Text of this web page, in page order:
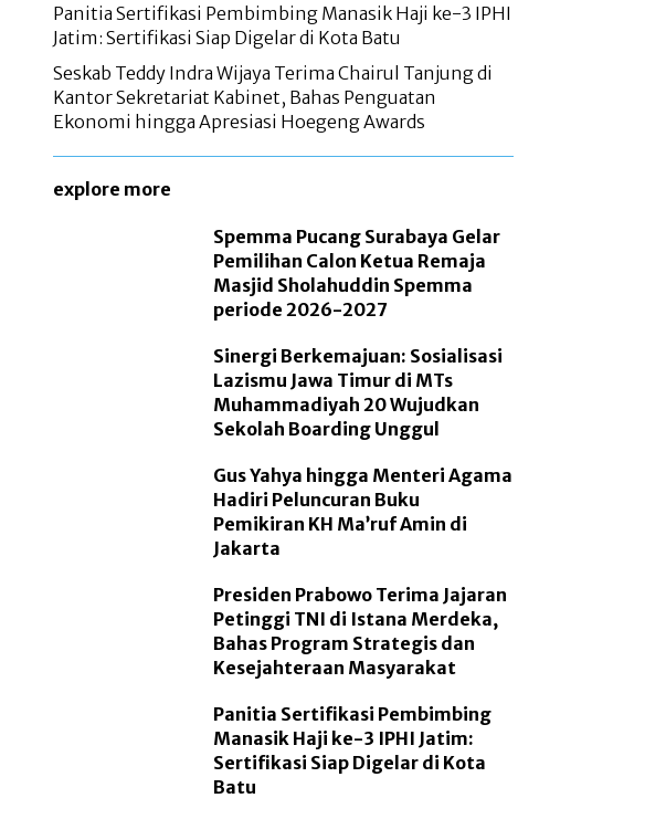
Panitia Sertifikasi Pembimbing Manasik Haji ke-3 IPHI
Jatim: Sertifikasi Siap Digelar di Kota Batu
Seskab Teddy Indra Wijaya Terima Chairul Tanjung di
Kantor Sekretariat Kabinet, Bahas Penguatan
Ekonomi hingga Apresiasi Hoegeng Awards
explore more
Spemma Pucang Surabaya Gelar
Pemilihan Calon Ketua Remaja
Masjid Sholahuddin Spemma
periode 2026-2027
Sinergi Berkemajuan: Sosialisasi
Lazismu Jawa Timur di MTs
Muhammadiyah 20 Wujudkan
Sekolah Boarding Unggul
Gus Yahya hingga Menteri Agama
Hadiri Peluncuran Buku
Pemikiran KH Ma’ruf Amin di
Jakarta
Presiden Prabowo Terima Jajaran
Petinggi TNI di Istana Merdeka,
Bahas Program Strategis dan
Kesejahteraan Masyarakat
Panitia Sertifikasi Pembimbing
Manasik Haji ke-3 IPHI Jatim:
Sertifikasi Siap Digelar di Kota
Batu